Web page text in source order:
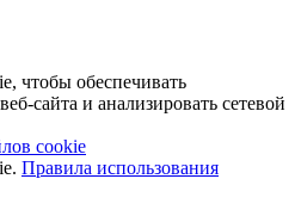
чтобы обеспечивать
сайта и анализировать сетевой
cookie
Правила использования